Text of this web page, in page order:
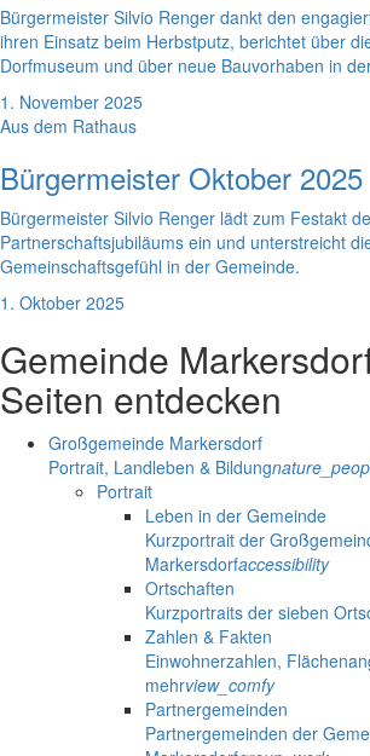
Bürgermeister Silvio Renger dankt den
ihren Einsatz beim Herbstputz, berichtet über
Dorfmuseum und über neue Bauvorhaben in
1. November 2025
Aus dem Rathaus
Bürgermeister Oktober 2025
Bürgermeister Silvio Renger lädt zum Festakt
Partnerschaftsjubiläums ein und unterstreicht
Gemeinschaftsgefühl in der Gemeinde.
1. Oktober 2025
Gemeinde
Seiten entdecken
Großgemeinde Markersdorf
Portrait, Landleben & Bildung
Portrait
Leben in der Gemeinde
Kurzportrait der
Markersdorfaccessibility
Ortschaften
Kurzportraits der sieben
Zahlen & Fakten
Einwohnerzahlen,
mehrview_comfy
Partnergemeinden
Partnergemeinden der